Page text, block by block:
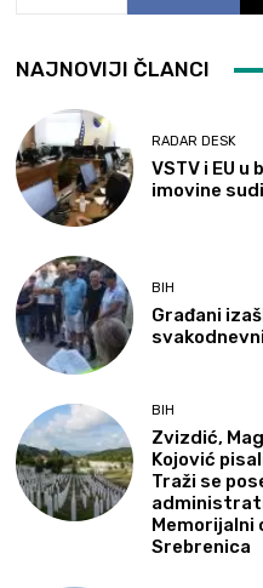
NAJNOVIJI ČLANCI
RADAR DESK
VSTV i EU
imovine
BIH
Građani
BIH
Zvizdić,
Kojović
Traži se
Memorijalni
Srebrenica